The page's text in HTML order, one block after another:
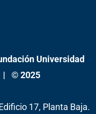
Universidad
© 2025
17, Planta Baja.